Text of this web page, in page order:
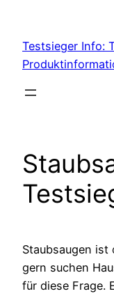
content
Testsieger Info:
Staubsaugen
gern suchen
für diese Frage.